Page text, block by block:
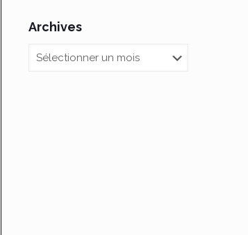
Archives
Archives